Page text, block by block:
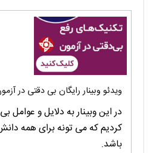
ویدئو وبینار رایگان بی دقتی در
در این وبینار به دلایل و عوامل
کردیم که می تونه برای همه
باشد.